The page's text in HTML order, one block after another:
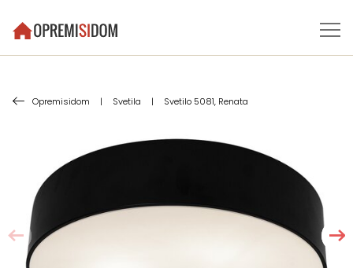
Opremisidom | Svetila | Svetilo 5081, Renata